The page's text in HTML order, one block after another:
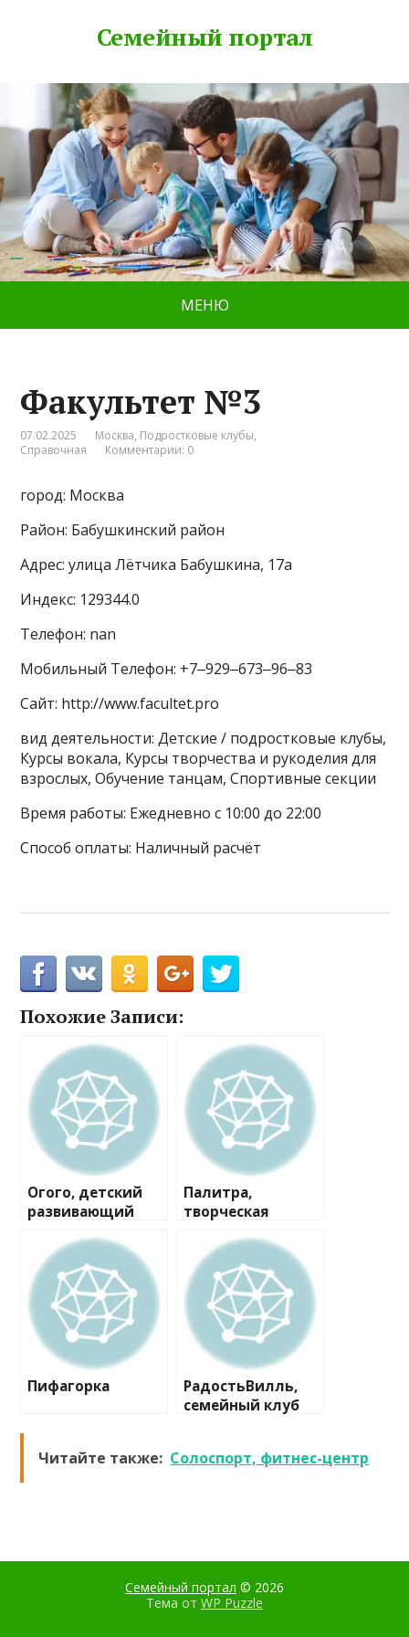
Семейный портал
МЕНЮ
Факультет №3
07.02.2025 Москва, Подростковые клубы,
Справочная
Комментарии: 0
город: Москва
Район: Бабушкинский район
Адрес: улица Лётчика Бабушкина, 17а
Индекс: 129344.0
Телефон: nan
Мобильный Телефон: +7‒929‒673‒96‒83
Сайт: http://www.facultet.pro
вид деятельности: Детские / подростковые клубы,
Курсы вокала, Курсы творчества и рукоделия для
взрослых, Обучение танцам, Спортивные секции
Время работы: Ежедневно с 10:00 до 22:00
Способ оплаты: Наличный расчёт
Похожие Записи:
Огого, детский
развивающий
Палитра,
творческая
Пифагорка
РадостьВилль,
семейный клуб
Читайте также: Солоспорт, фитнес-центр
Семейный портал © 2026
Тема от WP Puzzle